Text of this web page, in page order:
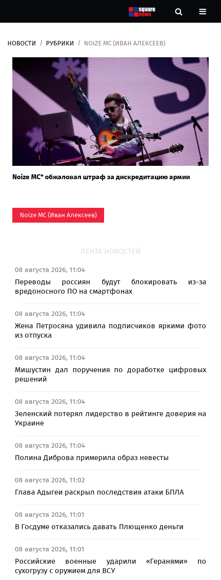
Рубрики
Контакты
НОВОСТИ РУБРИКИ NOIZE MC (ИВАН АЛЕКСЕЕВ)
Noize MC* обжаловал штраф за дискредитацию армии
Noize MC (Иван Алексеев)
ЛЕНТА НОВОСТЕЙ
08 августа 2026, 11:04
Переводы россиян будут блокировать из-за
вредоносного ПО на смартфонах
08 августа 2026, 11:04
Жена Петросяна удивила подписчиков яркими фото
из отпуска
08 августа 2026, 11:04
Мишустин дал поручения по доработке цифровых
решений
08 августа 2026, 11:04
Зеленский потерял лидерство в рейтинге доверия на
Украине
08 августа 2026, 11:04
Полина Диброва примерила образ невесты
08 августа 2026, 11:02
Глава Адыгеи раскрыл последствия атаки БПЛА
08 августа 2026, 11:01
В Госдуме отказались давать Плющенко деньги
08 августа 2026, 11:01
Российские военные ударили «Геранями» по
сухогрузу с оружием для ВСУ